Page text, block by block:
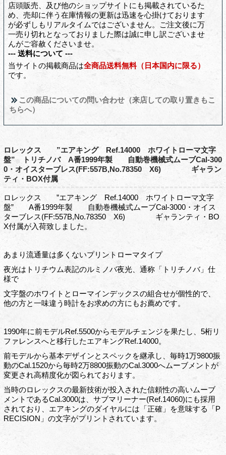
店頭販売、及び他のショップサイトにも掲載されているた
め、売却に伴う在庫情報の更新は迅速を心掛けております
が必ずしもリアルタイムではございません。ご注文後に万
一売り切れとなっておりました際は誠に申し訳ございませ
んがご容赦くださいませ。
--- 送料について ---
当サイトの掲載商品は全商品送料無料（日本国内に限る）
です。
この商品についての問い合わせ（来店しての取り置きもこ
ちらへ）
ロレックス ”エアキング Ref.14000 ホワイトローマ文字
盤” トリチノバ A番1999年製 自動巻機械式ムーブCal-300
0・オイスターブレス(FF:557B,No.78350 X6) ギャラン
ティ・BOX付属
ロレックス ”エアキング Ref.14000 ホワイトローマ文字
盤” A番1999年製 自動巻機械式ムーブCal-3000・オイス
ターブレス(FF:557B,No.78350 X6) ギャランティ・BO
X付属が入荷致しました。
あまり流通量は多くないプリントローマタイプ
夜光はトリチウム表記のルミノバ夜光、通称「トリチノバ」仕
様で
文字盤のホワイトとローマインデックスの組合せが個性的で、
他の方と一味違う時計をお求めの方にもお薦めです。
1990年に前モデルRef.5500からモデルチェンジを果たし、5桁リ
ファレンスへと移行したエアキングRef.14000。
前モデルから基本デザインとスペックを継承し、毎時1万9800振
動のCal.1520から毎時2万8800振動のCal.3000へムーブメントが
変更され高精度化が図られております。
当時のロレックスの最新技術が投入された信頼性の高いムーブ
メントであるCal.3000は、サブマリーナー(Ref.14060)にも採用
されており、エアキングのダイヤルには「正確」を意味する「P
RECISION」の文字がプリントされています。